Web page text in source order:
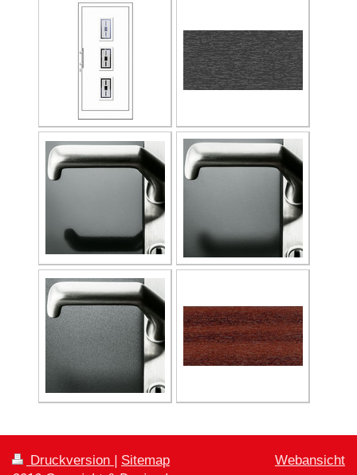
Druckversion | Sitemap
Webansicht